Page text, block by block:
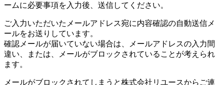
ームに必要事項を入力後、送信してください。
ご入力いただいたメールアドレス宛に内容確認の自動送信メ
ールをお送りしています。
確認メールが届いていない場合は、メールアドレスの入力間
違い、または、メールがブロックされていることが考えられ
ます。
メールがブロックされてしまうと株式会社リユースからご連